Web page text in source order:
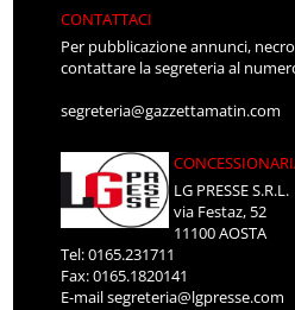
CONTATTACI
Per pubblicazione annunci,
contattare la segreteria al
segreteria@gazzettamatin.com
LG PRESSE S.R.L.
via Festaz, 52
11100 AOSTA
Tel: 0165.231711
Fax: 0165.1820141
E-mailsegreteria@lgpresse.com